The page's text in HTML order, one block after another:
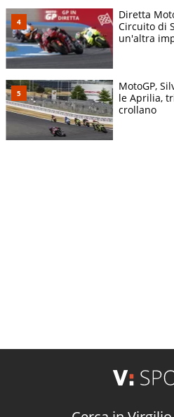
Diretta
Circuito di
un'altra
MotoGP,
le Aprilia,
crollano